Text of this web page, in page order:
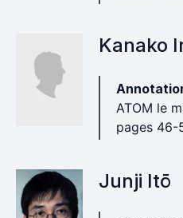
Kanako
ATOM le
pages 46-
Junji Itō